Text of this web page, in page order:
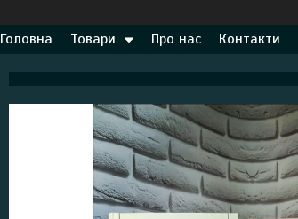
Головна Товари Про нас Контакти